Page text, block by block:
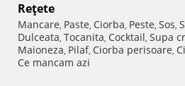
Reţete
Mancare, Paste, Ciorba, Peste, Sos,
Dulceata, Tocanita, Cocktail, Supa
Maioneza, Pilaf, Ciorba perisoare,
Ce mancam azi